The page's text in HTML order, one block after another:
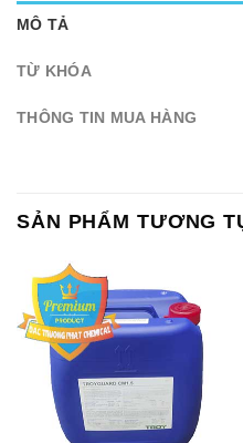
MÔ TẢ
TỪ KHÓA
THÔNG TIN MUA HÀNG
SẢN PHẨM TƯƠNG